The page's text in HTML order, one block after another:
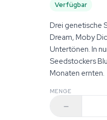
Verfügbar
Drei genetische
Dream, Moby
Untertönen. In
Seedstockers
Monaten ernten.
MENGE